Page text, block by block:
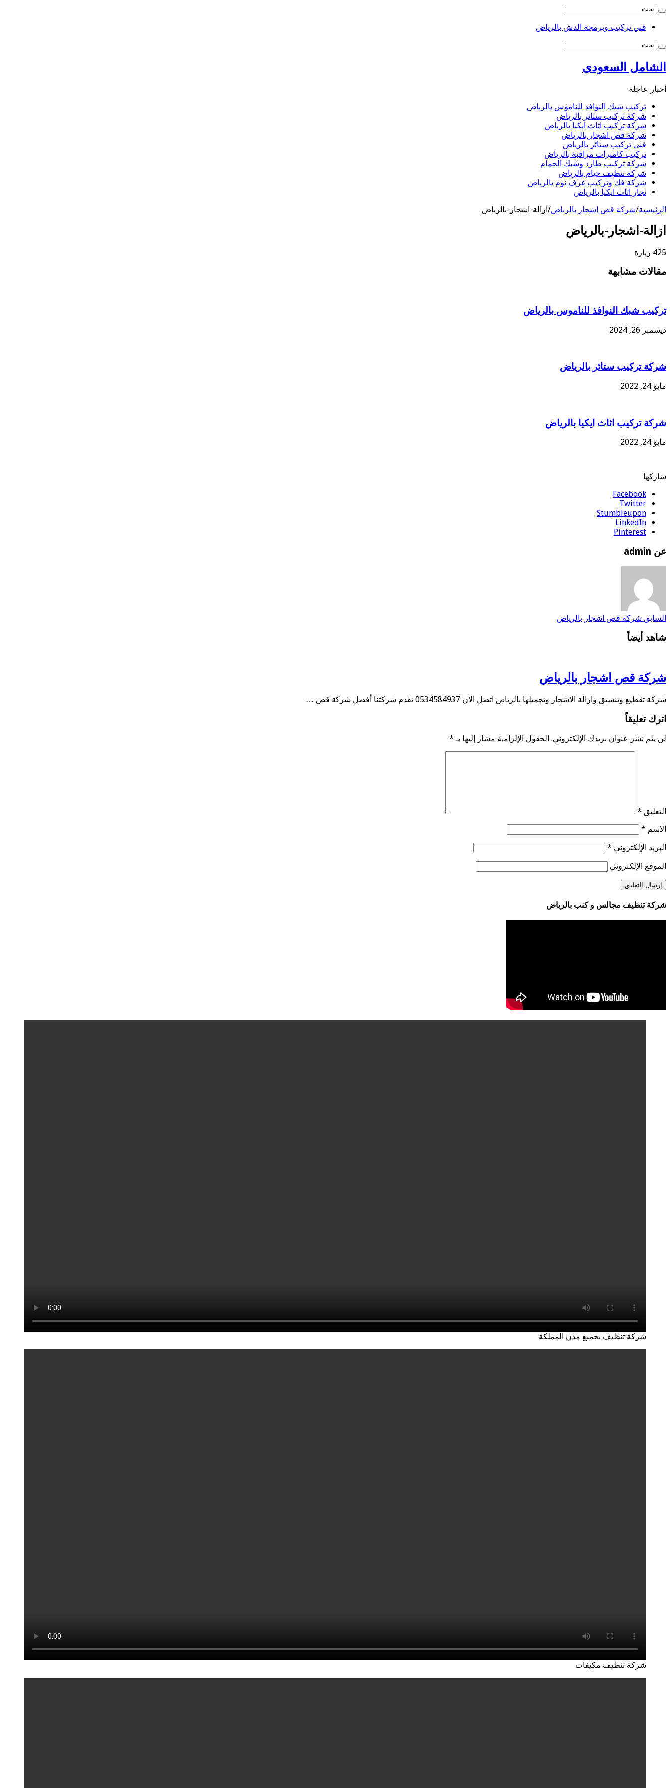
فني تركيب وبرمجة الدش بالرياض
الشامل السعودى
أخبار عاجلة
تركيب شبك النوافذ للناموس بالرياض
شركة تركيب ستائر بالرياض
شركة تركيب اثاث ايكيا بالرياض
شركة قص اشجار بالرياض
فني تركيب ستائر بالرياض
تركيب كاميرات مراقبة بالرياض
شركة تركيب طارد وشبك الحمام
شركة تنظيف خيام بالرياض
شركة فك وتركيب غرف نوم بالرياض
نجار اثاث ايكيا بالرياض
الرئيسية/شركة قص اشجار بالرياض/ازالة-اشجار-بالرياض
ازالة-اشجار-بالرياض
425 زيارة
مقالات مشابهة
تركيب شبك النوافذ للناموس بالرياض
ديسمبر 26, 2024
شركة تركيب ستائر بالرياض
مايو 24, 2022
شركة تركيب اثاث ايكيا بالرياض
مايو 24, 2022
شاركها
Facebook
Twitter
Stumbleupon
LinkedIn
Pinterest
عن admin
السابق شركة قص اشجار بالرياض
شاهد أيضاً
شركة قص اشجار بالرياض
شركة تقطيع وتنسيق وازالة الاشجار وتجميلها بالرياض اتصل الان 0534584937 تقدم شركتنا أفضل شركة قص …
اترك تعليقاً
لن يتم نشر عنوان بريدك الإلكتروني. الحقول الإلزامية مشار إليها بـ *
التعليق *
الاسم *
البريد الإلكتروني *
الموقع الإلكتروني
شركة تنظيف مجالس و كنب بالرياض
شركة تنظيف بجميع مدن المملكة
شركة تنظيف مكيفات